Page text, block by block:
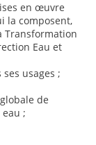
en œuvre
la composent,
Transformation
Eau et
usages ;
de
;